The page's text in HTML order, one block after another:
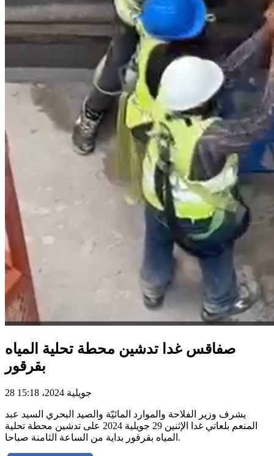
صفاقس غدا تدشين محطة تحلية المياه
بقرقور
28 جويلية 2024، 15:18
يشرف وزير الفلاحة والموارد المائيّة والصيد البحري السيد عبد
المنعم بلعاتي غدا الإثنين 29 جويلية 2024 على تدشين محطة تحلية
المياه بقرقور بداية من الساعة الثامنة صباحا.